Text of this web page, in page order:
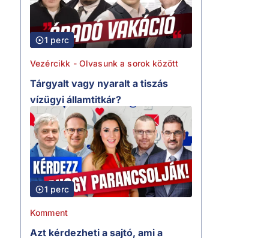
1 perc
Vezércikk - Olvasunk a sorok között
Tárgyalt vagy nyaralt a tiszás
vízügyi államtitkár?
1 perc
Komment
Azt kérdezheti a sajtó, ami a